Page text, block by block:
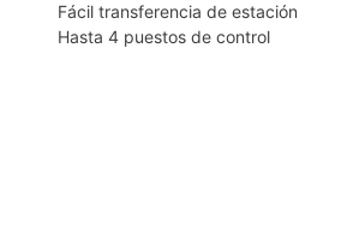
Fácil transferencia de estación
Hasta 4 puestos de control